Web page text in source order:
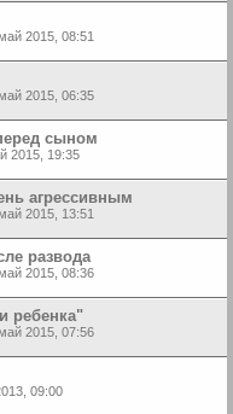
2015, 08:51
2015, 06:35
сыном
2015, 19:35
агрессивным
2015, 13:51
развода
2015, 08:36
ребенка"
2015, 07:56
09:00